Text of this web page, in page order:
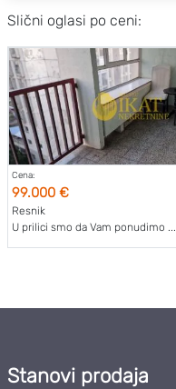
Slični oglasi po ceni:
Cena:
99.000 €
Resnik
U prilici smo da Vam ponudimo ...
Stanovi prodaja